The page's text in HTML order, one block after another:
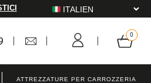
ATTREZZATURE PER CARROZZERIA